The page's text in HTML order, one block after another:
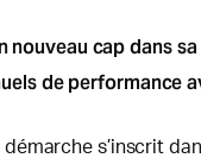
cap dans
de performance
démarche s’inscrit